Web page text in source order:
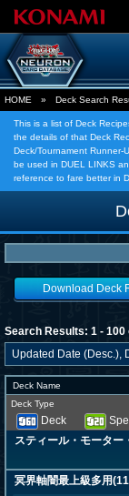
HOME » Deck Search
This is a list of Deck
the details of that Deck
Deck/Tournament Runner-
be used in DUEL LINKS
reference to fare better in
Download Deck
Search Results: 1 - 100
Deck Name
Deck Type
Deck
スティール・モーター
冥界軸闇最上級多用